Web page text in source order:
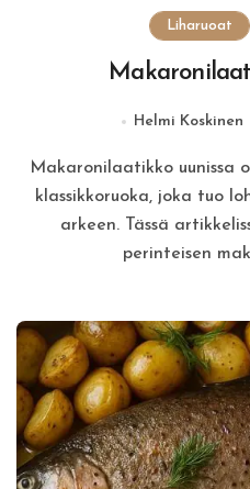
Liharuoat
Helmi Koskinen
Makaronilaatikko uunissa on suomalaisten rakastama
klassikkoruoka, joka tuo
arkeen. Tässä
perinteisen